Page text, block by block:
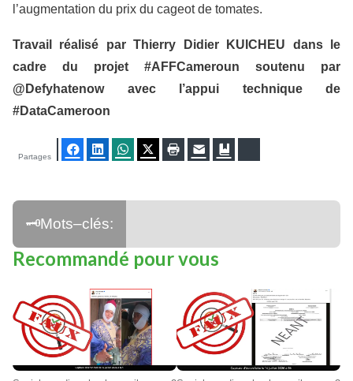
l’augmentation du prix du cageot de tomates.
Travail réalisé par Thierry Didier KUICHEU dans le
cadre du projet #AFFCameroun soutenu par
@Defyhatenow avec l’appui technique de
#DataCameroon
FacebookLinkedInWhatsApp
TwitterImprimer
E-mail
Partages
Recommandé pour vous